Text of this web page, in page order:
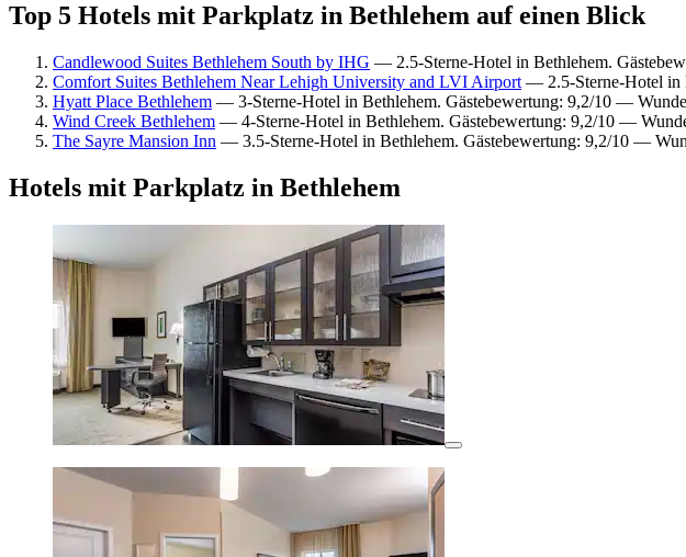
Top 5 Hotels mit Parkplatz in Bethlehem auf einen Blick
Candlewood Suites Bethlehem South by IHG — 2.5-Sterne-Hotel in Bethlehem.
Comfort Suites Bethlehem Near Lehigh University and LVI Airport — 2.5-Sterne-Hotel in
Hyatt Place Bethlehem — 3-Sterne-Hotel in Bethlehem. Gästebewertung: 9,2/10 —
Wind Creek Bethlehem — 4-Sterne-Hotel in Bethlehem. Gästebewertung: 9,2/10 —
The Sayre Mansion Inn — 3.5-Sterne-Hotel in Bethlehem. Gästebewertung: 9,2/10 —
Hotels mit Parkplatz in Bethlehem